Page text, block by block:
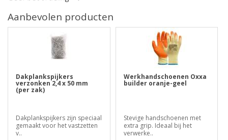
Aanbevolen producten
Dakplankspijkers
verzonken 2,4 x 50 mm
(per zak)
Dakplankspijkers zijn speciaal
gemaakt voor het vastzetten
v..
Werkhandschoenen Oxxa
builder oranje-geel
Stevige handschoenen met
extra grip. Ideaal bij het
verwerke..